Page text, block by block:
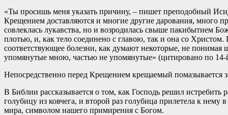
«Ты просишь меня указать причину, – пишет преподобный
Крещением доставляются и многие другие дарования, много
совлеклась лукавства, но и возродилась свыше пакибытием
плотью, и, как тело соединено с главою, так и она со
соответствующее болезни, как думают некоторые, не
упомянутые мною, частью не упомянутые» (цитировано по
Непосредственно перед Крещением крещаемый помазывается
В Библии рассказывается о том, как Господь решил
голубицу из ковчега, и второй раз голубица прилетела к
мира, символом нашего примирения с Богом.